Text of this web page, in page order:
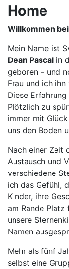
Home
Willkommen
Mein Name ist
Dean Pascal in
geboren – und
Frau und ich ihn
Diese
Plötzlich zu
immer mit
uns den Boden
Nach einer Zeit
Austausch und
verschiedene
ich das Gefühl,
Kinder, ihre
am Rande Platz
unsere
Namen
Mehr als fünf
selbst eine